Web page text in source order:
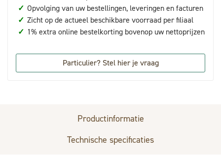
✓ Opvolging van uw bestellingen, leveringen en facturen
✓ Zicht op de actueel beschikbare voorraad per filiaal
✓ 1% extra online bestelkorting bovenop uw nettoprijzen
Particulier? Stel hier je vraag
Productinformatie
Technische specificaties